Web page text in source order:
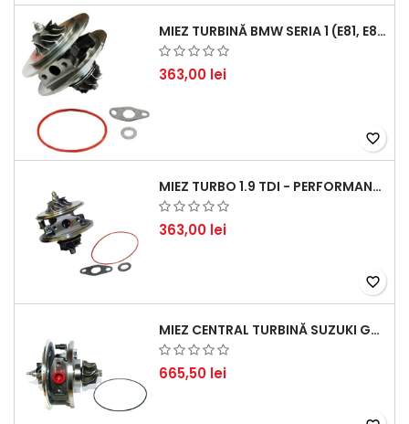
MIEZ TURBINĂ BMW SERIA 1 (E81, E87) 120 D - CREȘTEȚI PERFORMANȚA ȘI RĂSPUNSUL MOTORULUI
363,00 lei
favorite_border
MIEZ TURBO 1.9 TDI - PERFORMANȚĂ FIABILĂ PENTRU AUDI, SEAT, SKODA ȘI VW
363,00 lei
favorite_border
MIEZ CENTRAL TURBINĂ SUZUKI GRAND ESCUDO II 1.9 DDIS TRACȚIUNE INTEGRALĂ - MOTORIZARE 1.9L, 95 KW (129 CP)
665,50 lei